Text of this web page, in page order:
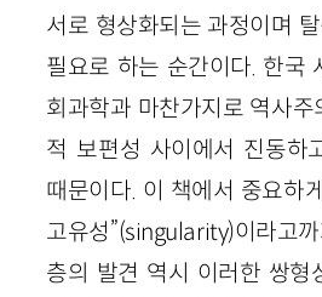
서로 형상화되는 과정이며
필요로 하는 순간이다. 한국
회과학과 마찬가지로 역사
적 보편성 사이에서 진동하
때문이다. 이 책에서 중요하
고유성”(singularity)이라고
층의 발견 역시 이러한 쌍형